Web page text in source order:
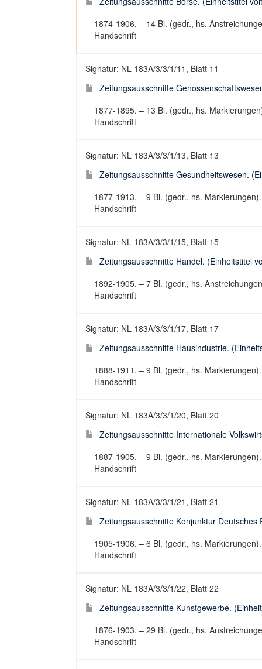
1874-1906. – 14 Bl. (gedr., hs.
Handschrift
Signatur: NL 183A/3/3/1/11, Blatt 11
Zeitungsausschnitte
1877-1895. – 13 Bl. (gedr., hs.
Handschrift
Signatur: NL 183A/3/3/1/13, Blatt 13
Zeitungsausschnitte Gesundheitswesen.
1877-1913. – 9 Bl. (gedr., hs.
Handschrift
Signatur: NL 183A/3/3/1/15, Blatt 15
Zeitungsausschnitte Handel. (Einheitstitel
1892-1905. – 7 Bl. (gedr., hs.
Handschrift
Signatur: NL 183A/3/3/1/17, Blatt 17
Zeitungsausschnitte Hausindustrie.
1888-1911. – 9 Bl. (gedr., hs.
Handschrift
Signatur: NL 183A/3/3/1/20, Blatt 20
Zeitungsausschnitte Internationale
1887-1905. – 9 Bl. (gedr., hs.
Handschrift
Signatur: NL 183A/3/3/1/21, Blatt 21
Zeitungsausschnitte Konjunktur
1905-1906. – 6 Bl. (gedr., hs.
Handschrift
Signatur: NL 183A/3/3/1/22, Blatt 22
Zeitungsausschnitte Kunstgewerbe.
1876-1903. – 29 Bl. (gedr., hs.
Handschrift